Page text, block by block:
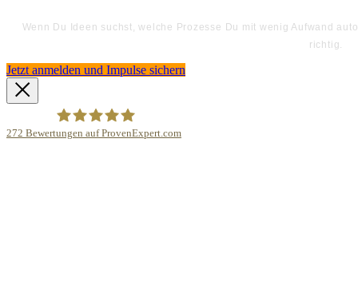
Wenn Du Ideen suchst, welche Prozesse Du mit wenig Aufwand
richtig.
Jetzt anmelden und Impulse sichern
272 Bewertungen auf ProvenExpert.com